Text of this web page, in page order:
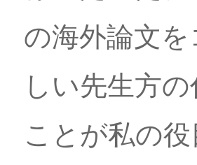
の海外論文
しい先生方
ことが私の